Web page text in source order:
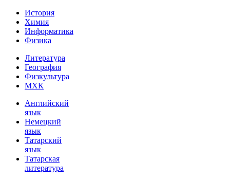
История
Химия
Информатика
Физика
Литература
География
Физкультура
МХК
Английский
язык
Немецкий
язык
Татарский
язык
Татарская
литература